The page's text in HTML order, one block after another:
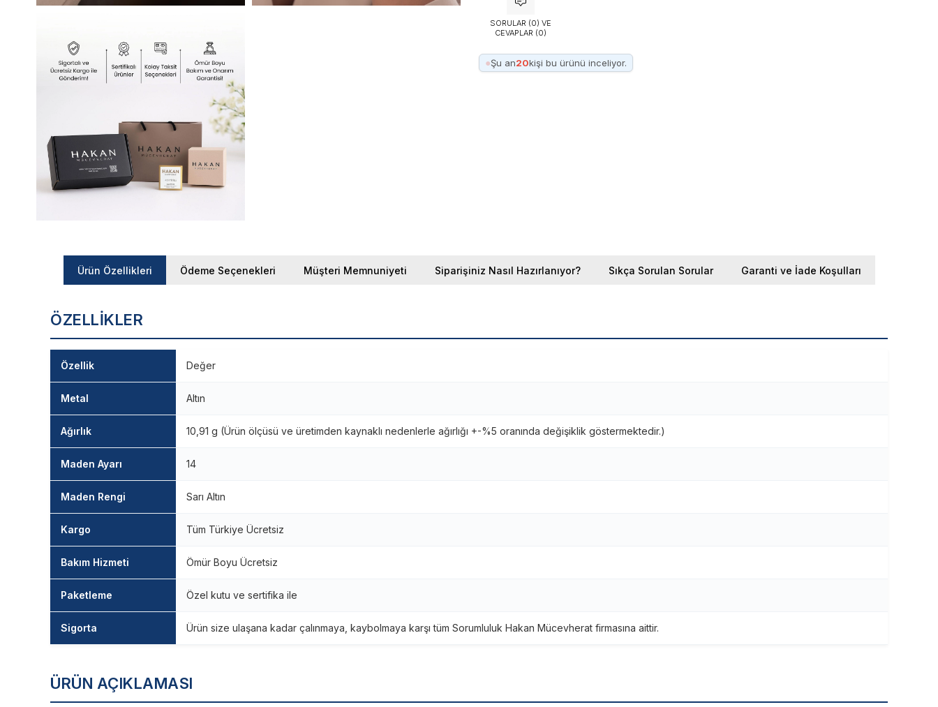
SORULAR (0) VE
CEVAPLAR (0)
●Şu an20kişi bu ürünü inceliyor.
Ürün Özellikleri Ödeme Seçenekleri Müşteri Memnuniyeti Siparişiniz Nasıl Hazırlanıyor? Sıkça Sorulan Sorular Garanti ve İade Koşulları
ÜRÜN AÇIKLAMASI
ÖZELLIKLER
Özellik Değer
Metal Altın
Ağırlık 10,91 g (Ürün ölçüsü ve üretimden kaynaklı nedenlerle ağırlığı +-%5 oranında değişiklik göstermektedir.)
Maden Ayarı 14
Maden Rengi Sarı Altın
Kargo Tüm Türkiye Ücretsiz
Bakım Hizmeti Ömür Boyu Ücretsiz
Paketleme Özel kutu ve sertifika ile
Sigorta Ürün size ulaşana kadar çalınmaya, kaybolmaya karşı tüm Sorumluluk Hakan Mücevherat firmasına aittir.